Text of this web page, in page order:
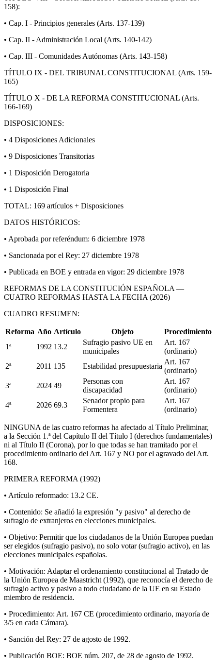
158):
• Cap. I - Principios generales (Arts. 137-139)
• Cap. II - Administración Local (Arts. 140-142)
• Cap. III - Comunidades Autónomas (Arts. 143-158)
TÍTULO IX - DEL TRIBUNAL CONSTITUCIONAL (Arts. 159-
165)
TÍTULO X - DE LA REFORMA CONSTITUCIONAL (Arts.
166-169)
DISPOSICIONES:
• 4 Disposiciones Adicionales
• 9 Disposiciones Transitorias
• 1 Disposición Derogatoria
• 1 Disposición Final
TOTAL: 169 artículos + Disposiciones
DATOS HISTÓRICOS:
• Aprobada por referéndum: 6 diciembre 1978
• Sancionada por el Rey: 27 diciembre 1978
• Publicada en BOE y entrada en vigor: 29 diciembre 1978
REFORMAS DE LA CONSTITUCIÓN ESPAÑOLA —
CUATRO REFORMAS HASTA LA FECHA (2026)
CUADRO RESUMEN:
Reforma Año Artículo Objeto
Procedimiento
1ª
1992 13.2
Sufragio pasivo UE en
municipales
Art. 167
(ordinario)
2ª
2011 135 Estabilidad presupuestaria
Art. 167
(ordinario)
3ª
2024 49
Personas con
discapacidad
Art. 167
(ordinario)
4ª
2026 69.3
Senador propio para
Formentera
Art. 167
(ordinario)
NINGUNA de las cuatro reformas ha afectado al Título Preliminar,
a la Sección 1.ª del Capítulo II del Título I (derechos fundamentales)
ni al Título II (Corona), por lo que todas se han tramitado por el
procedimiento ordinario del Art. 167 y NO por el agravado del Art.
168.
PRIMERA REFORMA (1992)
• Artículo reformado: 13.2 CE.
• Contenido: Se añadió la expresión "y pasivo" al derecho de
sufragio de extranjeros en elecciones municipales.
• Objetivo: Permitir que los ciudadanos de la Unión Europea puedan
ser elegidos (sufragio pasivo), no solo votar (sufragio activo), en las
elecciones municipales españolas.
• Motivación: Adaptar el ordenamiento constitucional al Tratado de
la Unión Europea de Maastricht (1992), que reconocía el derecho de
sufragio activo y pasivo a todo ciudadano de la UE en su Estado
miembro de residencia.
• Procedimiento: Art. 167 CE (procedimiento ordinario, mayoría de
3/5 en cada Cámara).
• Sanción del Rey: 27 de agosto de 1992.
• Publicación BOE: BOE núm. 207, de 28 de agosto de 1992.